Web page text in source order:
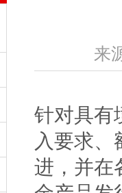
来
针对具有
入要求
进，并在